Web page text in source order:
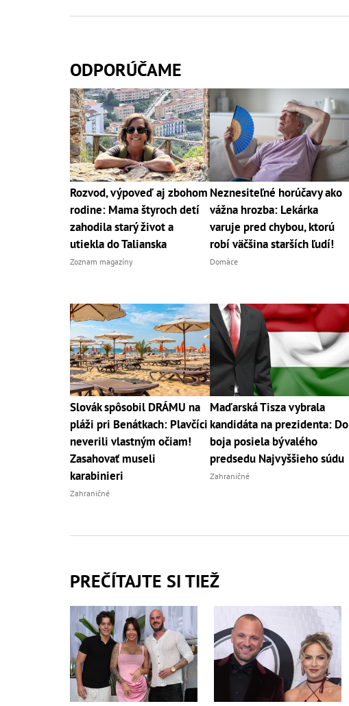
ODPORÚČAME
Rozvod, výpoveď aj zbohom
rodine: Mama štyroch detí
zahodila starý život a
utiekla do Talianska
Zoznam magazíny
Neznesiteľné horúčavy ako
vážna hrozba: Lekárka
varuje pred chybou, ktorú
robí väčšina starších ľudí!
Domáce
Slovák spôsobil DRÁMU na
pláži pri Benátkach: Plavčíci
neverili vlastným očiam!
Zasahovať museli
karabinieri
Zahraničné
Maďarská Tisza vybrala
kandidáta na prezidenta: Do
boja posiela bývalého
predsedu Najvyššieho súdu
Zahraničné
PREČÍTAJTE SI TIEŽ